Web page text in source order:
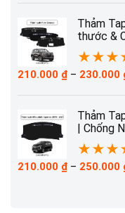
Thảm
thước &
★★★
210.000 ₫ – 230.000
Thảm
| Chống
★★★
210.000 ₫ – 250.000